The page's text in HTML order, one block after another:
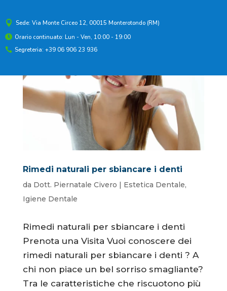
 Sede: Via Monte Circeo 12, 00015 Monterotondo (RM)
 Orario continuato: Lun - Ven, 10:00 - 19:00
 Segreteria: +39 06 906 23 936
Rimedi naturali per sbiancare i denti
da Dott. Piernatale Civero | Estetica Dentale,
Igiene Dentale
Rimedi naturali per sbiancare i denti
Prenota una Visita Vuoi conoscere dei
rimedi naturali per sbiancare i denti ? A
chi non piace un bel sorriso smagliante?
Tra le caratteristiche che riscuotono più